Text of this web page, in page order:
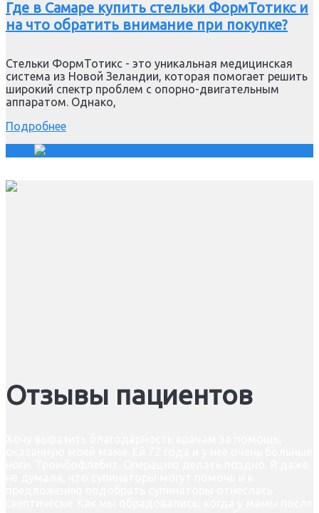
Где в Самаре купить стельки ФормТотикс и
на что обратить внимание при покупке?
Стельки ФормТотикс - это уникальная медицинская
система из Новой Зеландии, которая помогает решить
широкий спектр проблем с опорно-двигательным
аппаратом. Однако,
Подробнее
Отзывы пациентов